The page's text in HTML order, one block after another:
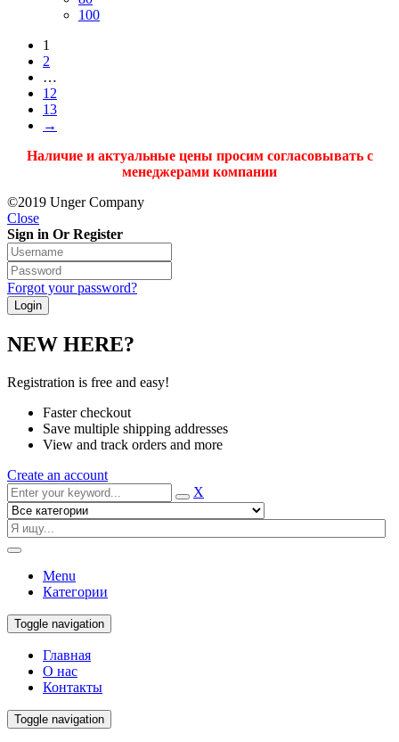
100
1
2
…
12
13
→
Наличие и актуальные цены просим согласовывать с
менеджерами компании
©2019 Unger Company
Close
Sign in Or Register
Forgot your password?
NEW HERE?
Registration is free and easy!
Faster checkout
Save multiple shipping addresses
View and track orders and more
Create an account
X
Menu
Категории
Toggle navigation
Главная
О нас
Контакты
Toggle navigation